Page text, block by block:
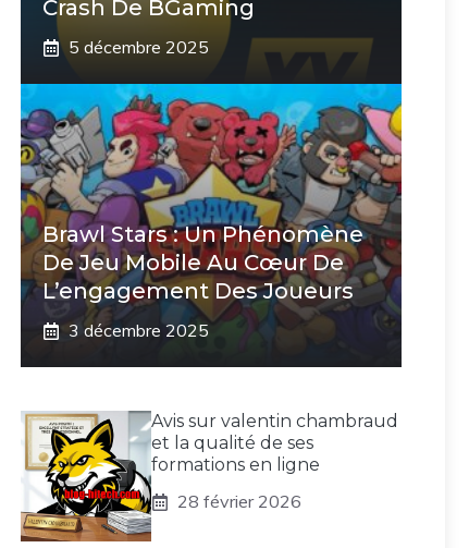
Crash De BGaming
5 décembre 2025
Brawl Stars : Un Phénomène
De Jeu Mobile Au Cœur De
L’engagement Des Joueurs
3 décembre 2025
Avis sur valentin chambraud
et la qualité de ses
formations en ligne
28 février 2026